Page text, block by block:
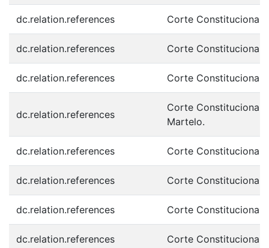
dc.relation.references Corte Constitucional.
dc.relation.references Corte Constitucional.
dc.relation.references Corte Constitucional.
dc.relation.references
Corte Constitucional.
Martelo.
dc.relation.references Corte Constitucional.
dc.relation.references Corte Constitucional.
dc.relation.references Corte Constitucional.
dc.relation.references Corte Constitucional